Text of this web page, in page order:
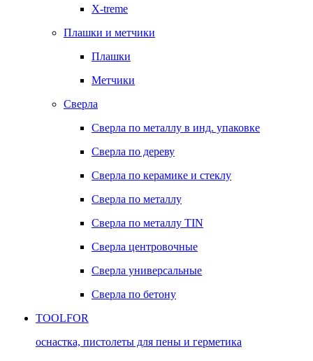
X-treme
Плашки и метчики
Плашки
Метчики
Сверла
Сверла по металлу в инд. упаковке
Сверла по дереву
Сверла по керамике и стеклу
Сверла по металлу
Сверла по металлу TIN
Сверла центровочные
Сверла универсальные
Сверла по бетону
TOOLFOR
оснастка, пистолеты для пены и герметика